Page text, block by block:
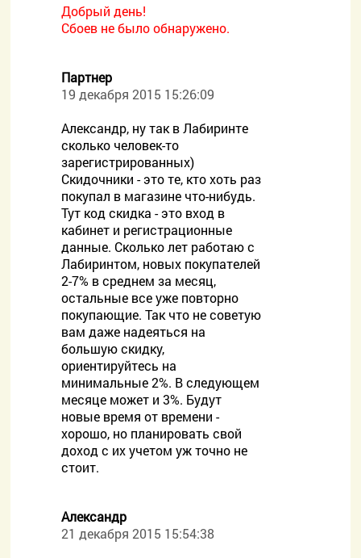
Добрый день!
Сбоев не было обнаружено.
Партнер
19 декабря 2015 15:26:09
Александр, ну так в Лабиринте
сколько человек-то
зарегистрированных)
Скидочники - это те, кто хоть раз
покупал в магазине что-нибудь.
Тут код скидка - это вход в
кабинет и регистрационные
данные. Сколько лет работаю с
Лабиринтом, новых покупателей
2-7% в среднем за месяц,
остальные все уже повторно
покупающие. Так что не советую
вам даже надеяться на
большую скидку,
ориентируйтесь на
минимальные 2%. В следующем
месяце может и 3%. Будут
новые время от времени -
хорошо, но планировать свой
доход с их учетом уж точно не
стоит.
Александр
21 декабря 2015 15:54:38